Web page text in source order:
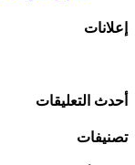
إعلانات
أحدث التعليقات
تصنيفات